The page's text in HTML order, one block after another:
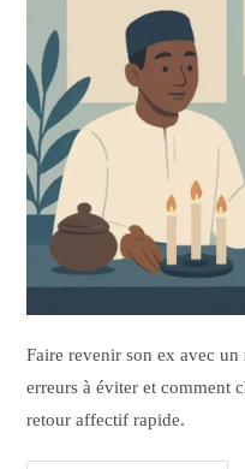
Faire revenir son ex avec
erreurs à éviter et comment
retour affectif rapide.